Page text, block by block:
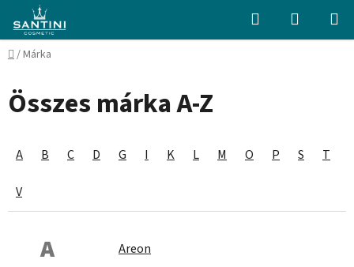
fő
tartalomhoz
Keresés KOSÁR
Kezdőlap
/Márka
Összes márka A-Z
A B C D G I K L M O P S T
V
A Areon